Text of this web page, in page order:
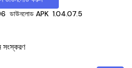
ডাউনলোড APK 1.04.07.5